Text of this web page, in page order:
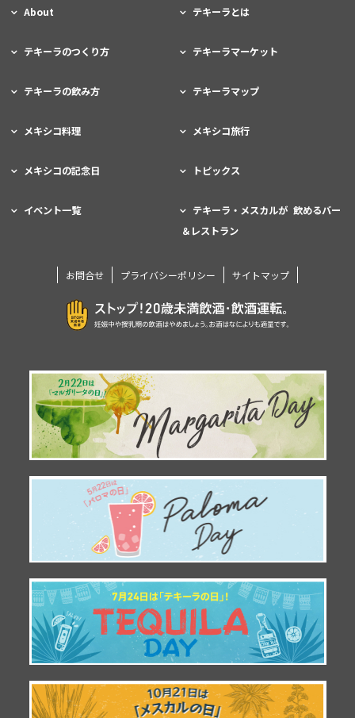
About テキーラとは
テキーラのつくり方 テキーラマーケット
テキーラの飲み方 テキーラマップ
メキシコ料理 メキシコ旅行
メキシコの記念日 トピックス
イベント一覧
テキーラ・メスカルが 飲めるバー
＆レストラン
お問合せ プライバシーポリシー サイトマップ